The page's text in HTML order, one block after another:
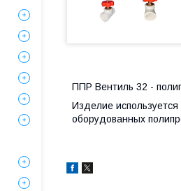
ППР Вентиль 32 -
Изделие
оборудованных